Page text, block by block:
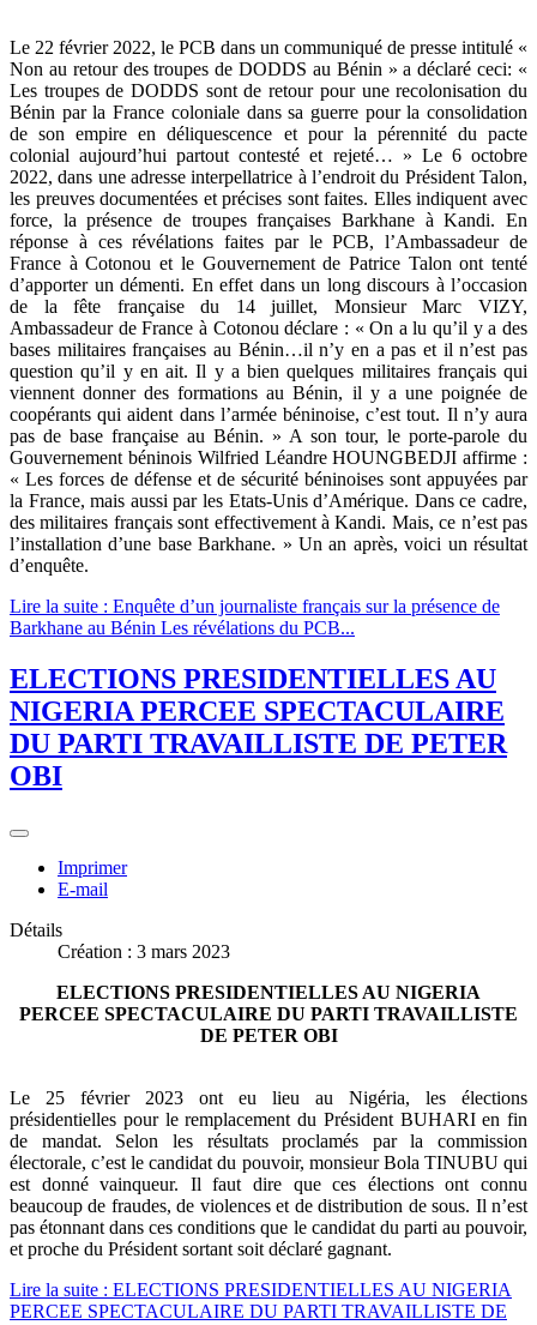
Le 22 février 2022, le PCB dans un communiqué de presse intitulé «
Non au retour des troupes de DODDS au Bénin » a déclaré ceci: «
Les troupes de DODDS sont de retour pour une recolonisation du
Bénin par la France coloniale dans sa guerre pour la consolidation
de son empire en déliquescence et pour la pérennité du pacte
colonial aujourd’hui partout contesté et rejeté… » Le 6 octobre
2022, dans une adresse interpellatrice à l’endroit du Président Talon,
les preuves documentées et précises sont faites. Elles indiquent avec
force, la présence de troupes françaises Barkhane à Kandi. En
réponse à ces révélations faites par le PCB, l’Ambassadeur de
France à Cotonou et le Gouvernement de Patrice Talon ont tenté
d’apporter un démenti. En effet dans un long discours à l’occasion
de la fête française du 14 juillet, Monsieur Marc VIZY,
Ambassadeur de France à Cotonou déclare : « On a lu qu’il y a des
bases militaires françaises au Bénin…il n’y en a pas et il n’est pas
question qu’il y en ait. Il y a bien quelques militaires français qui
viennent donner des formations au Bénin, il y a une poignée de
coopérants qui aident dans l’armée béninoise, c’est tout. Il n’y aura
pas de base française au Bénin. » A son tour, le porte-parole du
Gouvernement béninois Wilfried Léandre HOUNGBEDJI affirme :
« Les forces de défense et de sécurité béninoises sont appuyées par
la France, mais aussi par les Etats-Unis d’Amérique. Dans ce cadre,
des militaires français sont effectivement à Kandi. Mais, ce n’est pas
l’installation d’une base Barkhane. » Un an après, voici un résultat
d’enquête.
Lire la suite : Enquête d’un journaliste français sur la présence de
Barkhane au Bénin Les révélations du PCB...
ELECTIONS PRESIDENTIELLES AU
NIGERIA PERCEE SPECTACULAIRE
DU PARTI TRAVAILLISTE DE PETER
OBI
Imprimer
E-mail
Détails
Création : 3 mars 2023
ELECTIONS PRESIDENTIELLES AU NIGERIA
PERCEE SPECTACULAIRE DU PARTI TRAVAILLISTE
DE PETER OBI
Le 25 février 2023 ont eu lieu au Nigéria, les élections
présidentielles pour le remplacement du Président BUHARI en fin
de mandat. Selon les résultats proclamés par la commission
électorale, c’est le candidat du pouvoir, monsieur Bola TINUBU qui
est donné vainqueur. Il faut dire que ces élections ont connu
beaucoup de fraudes, de violences et de distribution de sous. Il n’est
pas étonnant dans ces conditions que le candidat du parti au pouvoir,
et proche du Président sortant soit déclaré gagnant.
Lire la suite : ELECTIONS PRESIDENTIELLES AU NIGERIA
PERCEE SPECTACULAIRE DU PARTI TRAVAILLISTE DE